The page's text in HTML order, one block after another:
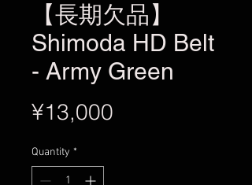
【長期欠品】
Shimoda HD Belt
- Army Green
¥13,000
Quantity *